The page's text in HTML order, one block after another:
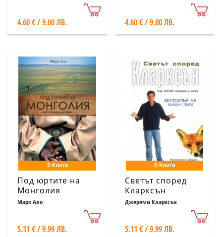
4.60 € / 9.00 ЛВ. 4.60 € / 9.00 ЛВ.
Е-Книга
Под юртите на
Монголия
Марк Ало
5.11 € / 9.99 ЛВ.
Е-Книга
Светът според
Кларксън
Джереми Кларксън
5.11 € / 9.99 ЛВ.